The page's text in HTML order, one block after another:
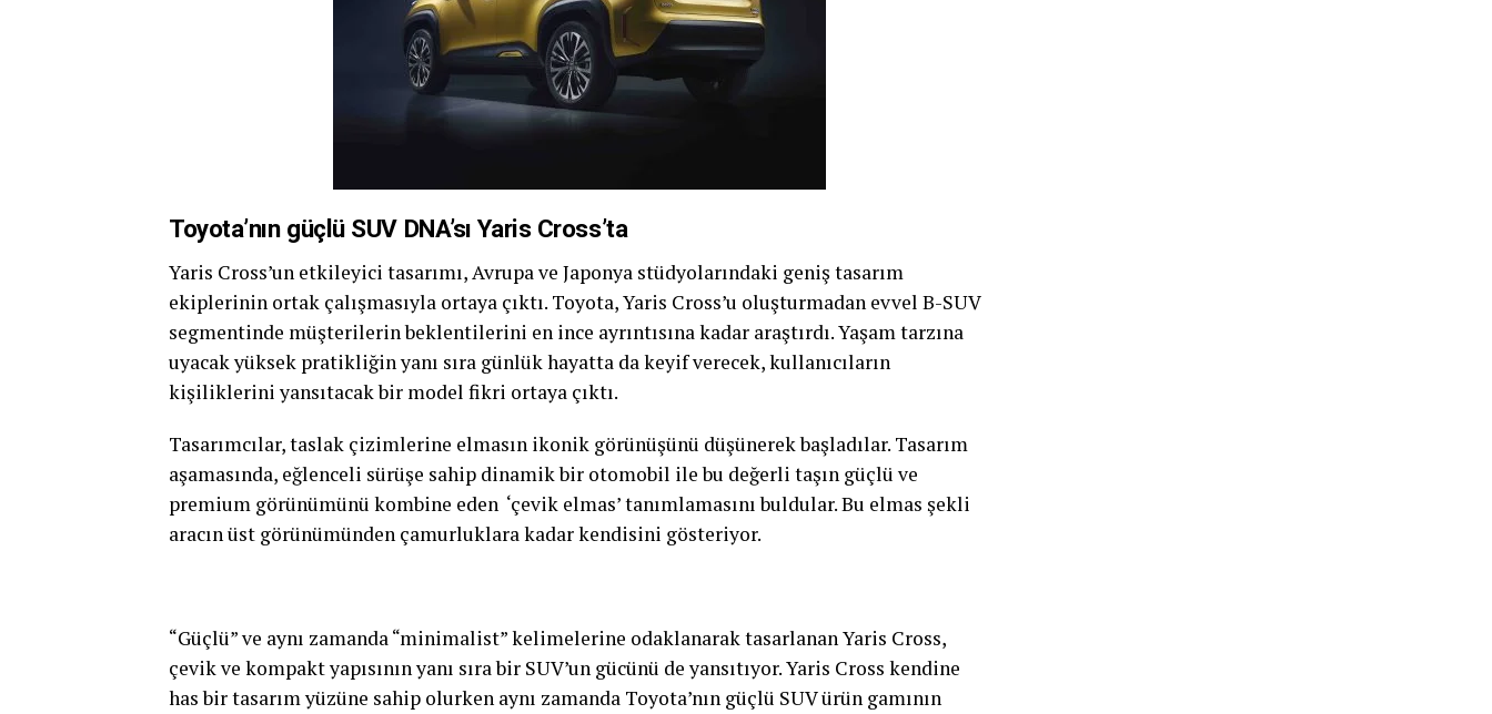
Toyota’nın güçlü SUV DNA’sı Yaris Cross’ta
Yaris Cross’un etkileyici tasarımı, Avrupa ve Japonya stüdyolarındaki geniş tasarım
ekiplerinin ortak çalışmasıyla ortaya çıktı. Toyota, Yaris Cross’u oluşturmadan evvel B-SUV
segmentinde müşterilerin beklentilerini en ince ayrıntısına kadar araştırdı. Yaşam tarzına
uyacak yüksek pratikliğin yanı sıra günlük hayatta da keyif verecek, kullanıcıların
kişiliklerini yansıtacak bir model fikri ortaya çıktı.
Tasarımcılar, taslak çizimlerine elmasın ikonik görünüşünü düşünerek başladılar. Tasarım
aşamasında, eğlenceli sürüşe sahip dinamik bir otomobil ile bu değerli taşın güçlü ve
premium görünümünü kombine eden ‘çevik elmas’ tanımlamasını buldular. Bu elmas şekli
aracın üst görünümünden çamurluklara kadar kendisini gösteriyor.
“Güçlü” ve aynı zamanda “minimalist” kelimelerine odaklanarak tasarlanan Yaris Cross,
çevik ve kompakt yapısının yanı sıra bir SUV’un gücünü de yansıtıyor. Yaris Cross kendine
has bir tasarım yüzüne sahip olurken aynı zamanda Toyota’nın güçlü SUV ürün gamının